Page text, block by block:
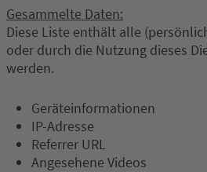
Gesammelte Daten:
Diese Liste enthält alle
oder durch die Nutzung dieses
werden.
Geräteinformationen
IP-Adresse
Referrer URL
Angesehene Videos